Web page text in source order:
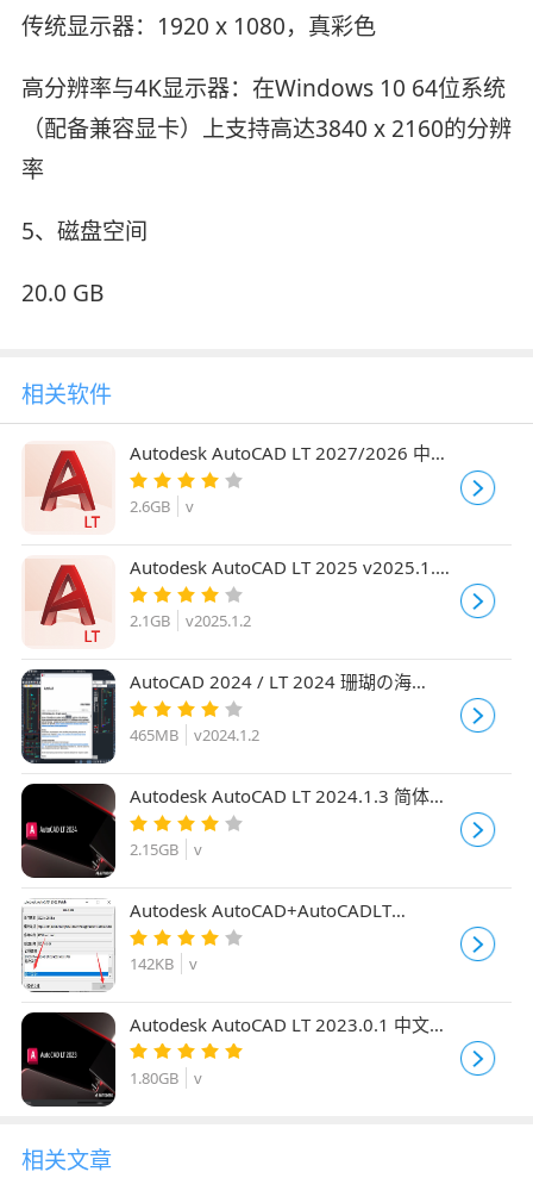
传统显示器：1920 x 1080，真彩色
高分辨率与4K显示器：在Windows 10 64位系统
（配备兼容显卡）上支持高达3840 x 2160的分辨
率
5、磁盘空间
20.0 GB
相关软件
Autodesk AutoCAD LT 2027/2026 中文
免费正式版(附安装教程) 64位
2.6GB v
Autodesk AutoCAD LT 2025 v2025.1.2
中文正式免费精简版(附补丁+安装教程)
64位
2.1GB v2025.1.2
AutoCAD 2024 / LT 2024 珊瑚の海
v2024.1.2 中文免费精简优化版
465MB v2024.1.2
Autodesk AutoCAD LT 2024.1.3 简体中
文正式免费版(附激活文件+安装教程)
2.15GB v
Autodesk AutoCAD+AutoCADLT
2023.0.1 破解补丁 附激活教程
142KB v
Autodesk AutoCAD LT 2023.0.1 中文直
装破解版
1.80GB v
相关文章